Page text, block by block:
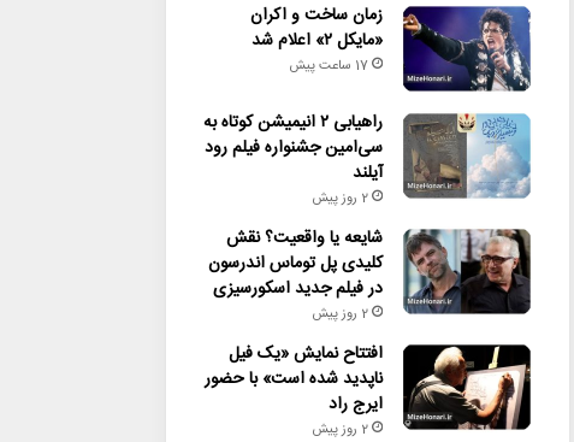
زمان ساخت و اکران
«مایکل ۲» اعلام شد
17 ساعت پیش
راهیابی ۲ انیمیشن کوتاه به
سی‌امین جشنواره فیلم رود
آیلند
2 روز پیش
شایعه یا واقعیت؟ نقش
کلیدی پل توماس اندرسون
در فیلم جدید اسکورسیزی
2 روز پیش
افتتاح نمایش «یک فیل
ناپدید شده است» با حضور
ایرج راد
2 روز پیش